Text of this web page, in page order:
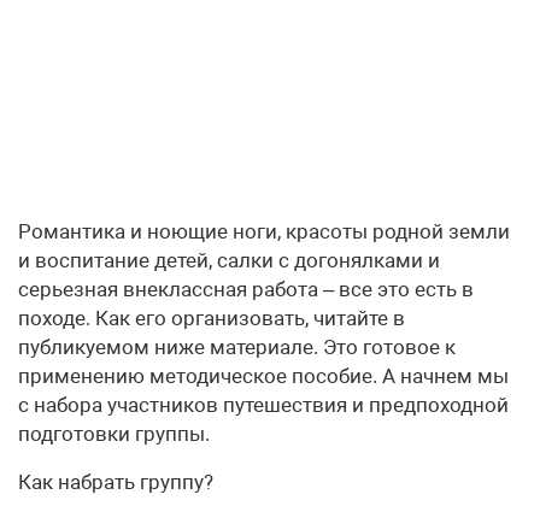
Романтика и ноющие ноги, красоты родной земли
и воспитание детей, салки с догонялками и
серьезная внеклассная работа – все это есть в
походе. Как его организовать, читайте в
публикуемом ниже материале. Это готовое к
применению методическое пособие. А начнем мы
с набора участников путешествия и предпоходной
подготовки группы.
Как набрать группу?